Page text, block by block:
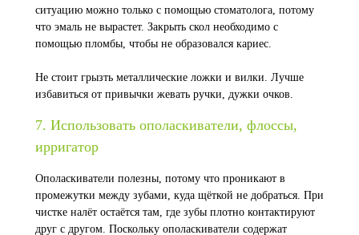
ситуацию можно только с помощью стоматолога, потому
что эмаль не вырастет. Закрыть скол необходимо с
помощью пломбы, чтобы не образовался кариес.
Не стоит грызть металлические ложки и вилки. Лучше
избавиться от привычки жевать ручки, дужки очков.
7. Использовать ополаскиватели, флоссы,
ирригатор
Ополаскиватели полезны, потому что проникают в
промежутки между зубами, куда щёткой не добраться. При
чистке налёт остаётся там, где зубы плотно контактируют
друг с другом. Поскольку ополаскиватели содержат